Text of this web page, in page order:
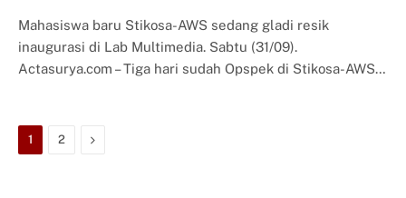
Mahasiswa baru Stikosa-AWS sedang gladi resik
inaugurasi di Lab Multimedia. Sabtu (31/09).
Actasurya.com – Tiga hari sudah Opspek di Stikosa-AWS…
1 2 Next